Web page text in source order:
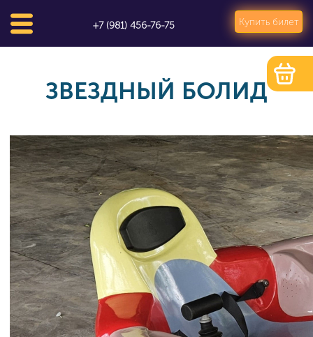
+7 (981) 456-76-75 Купить билет
ЗВЕЗДНЫЙ БОЛИД